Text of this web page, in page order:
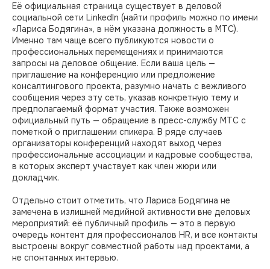
Её официальная страница существует в деловой
социальной сети LinkedIn (найти профиль можно по имени
«Лариса Бодягина», в нём указана должность в МТС).
Именно там чаще всего публикуются новости о
профессиональных перемещениях и принимаются
запросы на деловое общение. Если ваша цель —
приглашение на конференцию или предложение
консалтингового проекта, разумно начать с вежливого
сообщения через эту сеть, указав конкретную тему и
предполагаемый формат участия. Также возможен
официальный путь — обращение в пресс-службу МТС с
пометкой о приглашении спикера. В ряде случаев
организаторы конференций находят выход через
профессиональные ассоциации и кадровые сообщества,
в которых эксперт участвует как член жюри или
докладчик.
Отдельно стоит отметить, что Лариса Бодягина не
замечена в излишней медийной активности вне деловых
мероприятий: её публичный профиль — это в первую
очередь контент для профессионалов HR, и все контакты
выстроены вокруг совместной работы над проектами, а
не спонтанных интервью.